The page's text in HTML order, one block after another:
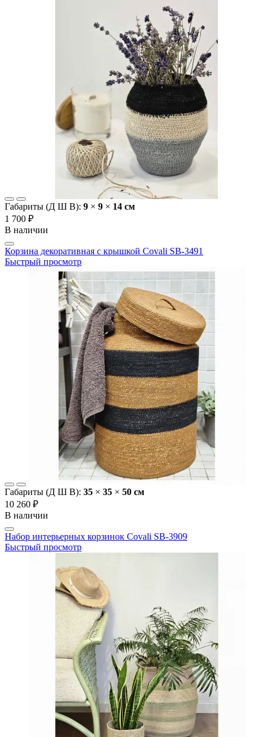
Габариты (Д Ш В): 9 × 9 × 14 cм
1 700 ₽
В наличии
Корзина декоративная с крышкой Covali SB-3491
Быстрый просмотр
Габариты (Д Ш В): 35 × 35 × 50 cм
10 260 ₽
В наличии
Набор интерьерных корзинок Covali SB-3909
Быстрый просмотр